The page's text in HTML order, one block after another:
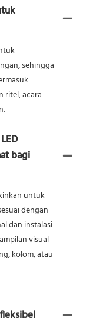
sehingga
ritel, acara
bagi
untuk
dengan
dan instalasi
visual
kolom, atau